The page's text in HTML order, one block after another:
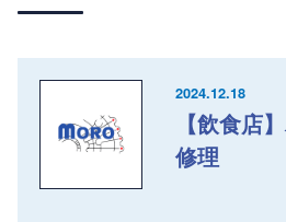
2024.12.18
【飲食店
修理